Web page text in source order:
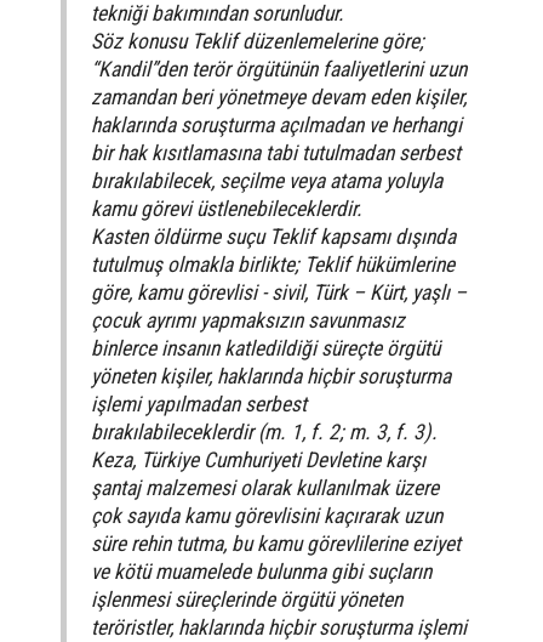
tekniği bakımından sorunludur.
Söz konusu Teklif düzenlemelerine göre;
“Kandil”den terör örgütünün faaliyetlerini uzun
zamandan beri yönetmeye devam eden kişiler,
haklarında soruşturma açılmadan ve herhangi
bir hak kısıtlamasına tabi tutulmadan serbest
bırakılabilecek, seçilme veya atama yoluyla
kamu görevi üstlenebileceklerdir.
Kasten öldürme suçu Teklif kapsamı dışında
tutulmuş olmakla birlikte; Teklif hükümlerine
göre, kamu görevlisi - sivil, Türk – Kürt, yaşlı –
çocuk ayrımı yapmaksızın savunmasız
binlerce insanın katledildiği süreçte örgütü
yöneten kişiler, haklarında hiçbir soruşturma
işlemi yapılmadan serbest
bırakılabileceklerdir (m. 1, f. 2; m. 3, f. 3).
Keza, Türkiye Cumhuriyeti Devletine karşı
şantaj malzemesi olarak kullanılmak üzere
çok sayıda kamu görevlisini kaçırarak uzun
süre rehin tutma, bu kamu görevlilerine eziyet
ve kötü muamelede bulunma gibi suçların
işlenmesi süreçlerinde örgütü yöneten
teröristler, haklarında hiçbir soruşturma işlemi